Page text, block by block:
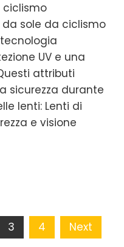
ciclismo
sole da ciclismo
UV e una
attributi
sicurezza durante
lenti: Lenti di
e visione
3 4 Next